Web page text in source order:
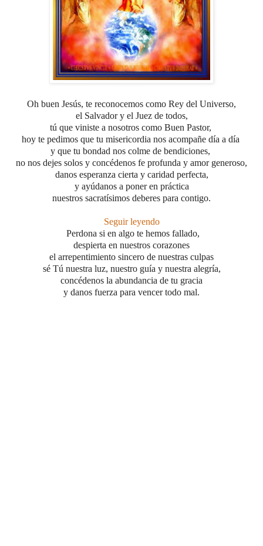
Oh buen Jesús, te reconocemos como Rey del Universo,
el Salvador y el Juez de todos,
tú que viniste a nosotros como Buen Pastor,
hoy te pedimos que tu misericordia nos acompañe día a día
y que tu bondad nos colme de bendiciones,
no nos dejes solos y concédenos fe profunda y amor generoso,
danos esperanza cierta y caridad perfecta,
y ayúdanos a poner en práctica
nuestros sacratísimos deberes para contigo.
Seguir leyendo
Perdona si en algo te hemos fallado,
despierta en nuestros corazones
el arrepentimiento sincero de nuestras culpas
sé Tú nuestra luz, nuestro guía y nuestra alegría,
concédenos la abundancia de tu gracia
y danos fuerza para vencer todo mal.